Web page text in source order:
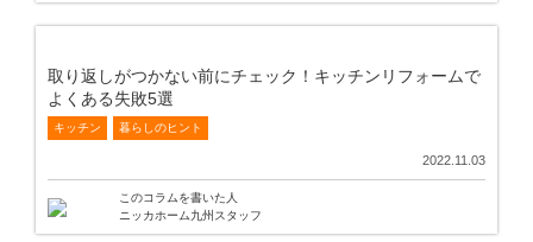
取り返しがつかない前にチェック！キッチンリフォームで
よくある失敗5選
キッチン 暮らしのヒント
2022.11.03
このコラムを書いた人
ニッカホーム九州スタッフ